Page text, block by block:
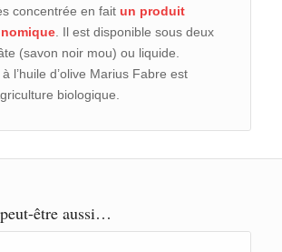
concentrée en fait un produit
. Il est disponible sous deux
(savon noir mou) ou liquide.
l’huile d’olive Marius Fabre est
biologique.
être aussi…